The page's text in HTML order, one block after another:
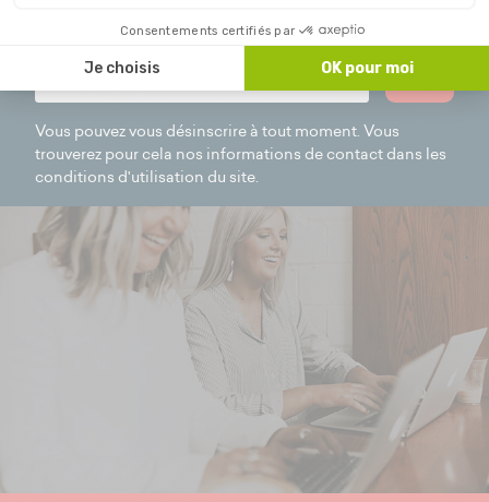
OK
Vous pouvez vous désinscrire à tout moment. Vous
trouverez pour cela nos informations de contact dans les
conditions d'utilisation du site.
Consentements certifiés par
Je choisis OK pour moi